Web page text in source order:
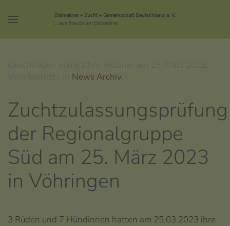
Dalmatiner • Zucht • Gemeinschaft Deutschland e. V.
... aus Freude am Dalmatiner
News Archiv
Zuchtzulassungsprüfung
der Regionalgruppe
Süd am 25. März 2023
in Vöhringen
3 Rüden und 7 Hündinnen hatten am 25.03.2023 ihre